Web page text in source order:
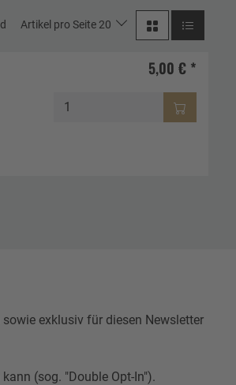
Artikel pro Seite 20
5,00 € *
exklusiv für diesen Newsletter
(sog. "Double Opt-In").